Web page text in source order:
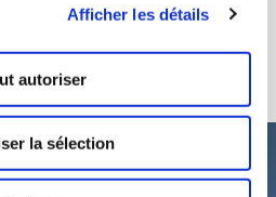
Afficher les détails
autoriser
la sélection